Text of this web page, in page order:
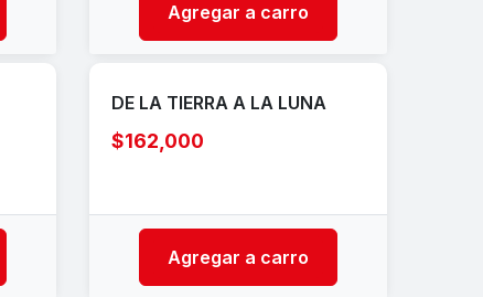
Agregar a carro
DE LA TIERRA A LA LUNA
$162,000
Agregar a carro